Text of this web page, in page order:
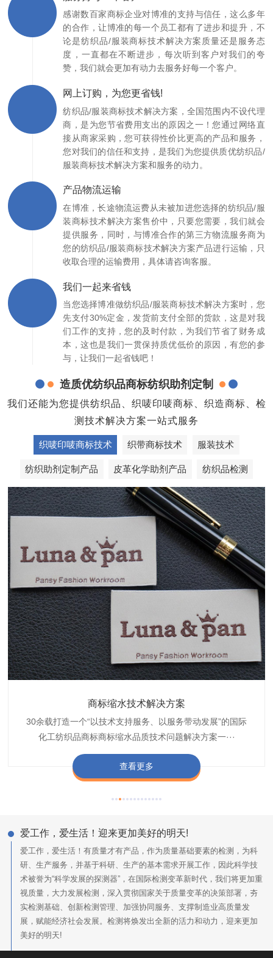
感谢数百家商标企业对博准的支持与信任，这么多年
的合作，让博准的每一个员工都有了进步和提升，不
论是纺织品/服装商标技术解决方案质量还是服务态
度，一直都在不断进步，每次听到客户对我们的夸
赞，我们就会更加有动力去服务好每一个客户。
网上订购，为您更省钱!
纺织品/服装商标技术解决方案，全国范围内不设代理
商，是为您节省费用支出的原因之一！您通过网络直
接从商家采购，您可获得性价比更高的产品和服务，
您对我们的信任和支持，是我们为您提供质优纺织品/
服装商标技术解决方案和服务的动力。
产品物流运输
在博准，长途物流运费从未被加进您选择的纺织品/服
装商标技术解决方案售价中，只要您需要，我们就会
提供服务，同时，与博准合作的第三方物流服务商为
您的纺织品/服装商标技术解决方案产品进行运输，只
收取合理的运输费用，具体请咨询客服。
我们一起来省钱
当您选择博准做纺织品/服装商标技术解决方案时，您
先支付30%定金，发货前支付全部的货款，这是对我
们工作的支持，您的及时付款，为我们节省了财务成
本，这也是我们一贯保持质优低价的原因，有您的参
与，让我们一起省钱吧！
造质优纺织品商标纺织助剂定制
我们还能为您提供纺织品、织唛印唛商标、织造商标、检
测技术解决方案一站式服务
织唛印唛商标技术 织带商标技术 服装技术
纺织助剂定制产品 皮革化学助剂产品 纺织品检测
商标缩水技术解决方案
30余载打造一个“以技术支持服务、以服务带动发展”的国际
化工纺织品商标商标缩水品质技术问题解决方案一···
查看更多
织带商标防水技术解决方案
博准公司专注于织带商标防水技术解决方案30余载,励志于
纺织品商标企业打造含油量超标品质技术问题解决方···
查看更多
服装颜色不匀技术解决方案
博准是一家专注30余载设计研发织唛印唛商标、织带服装颜
色不匀品质技术问题解决方案一站式服务提供商,技···
查看更多
纺织品阻燃母粒
博准致力于成为纺织品商标阻燃母粒剂,TF-W760,TF-W760
阻燃母粒剂加工定制服务实力提供商,···
查看更多
爱工作，爱生活！迎来更加美好的明天!
爱工作，爱生活！有质量才有产品，作为质量基础要素的检测，为科
研、生产服务，并基于科研、生产的基本需求开展工作，因此科学技
术被誉为“科学发展的探测器”，在国际检测变革新时代，我们将更加重
视质量，大力发展检测，深入贯彻国家关于质量变革的决策部署，夯
实检测基础、创新检测管理、加强协同服务、支撑制造业高质量发
展，赋能经济社会发展。检测将焕发出全新的活力和动力，迎来更加
美好的明天!